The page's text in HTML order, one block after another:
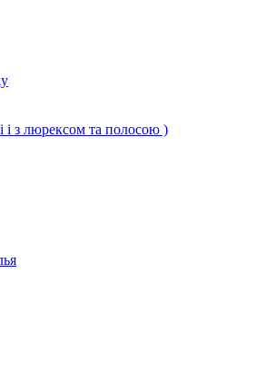
і з люрексом та полосою )